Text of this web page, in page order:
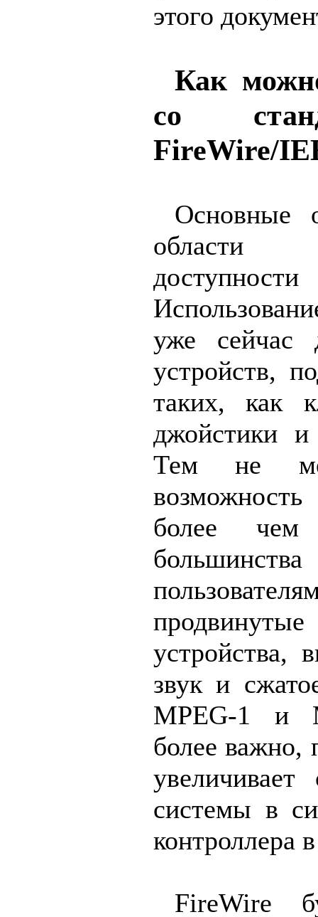
этого
Как
со
FireWire/
Основные
области
уже сейчас
устройств,
таких, как
джойстики
Тем не
более чем
устройства,
звук и
MPEG-1 и
более важно,
увеличивает
системы в
контроллера
FireWire